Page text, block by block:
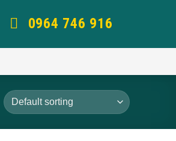
0964 746 916